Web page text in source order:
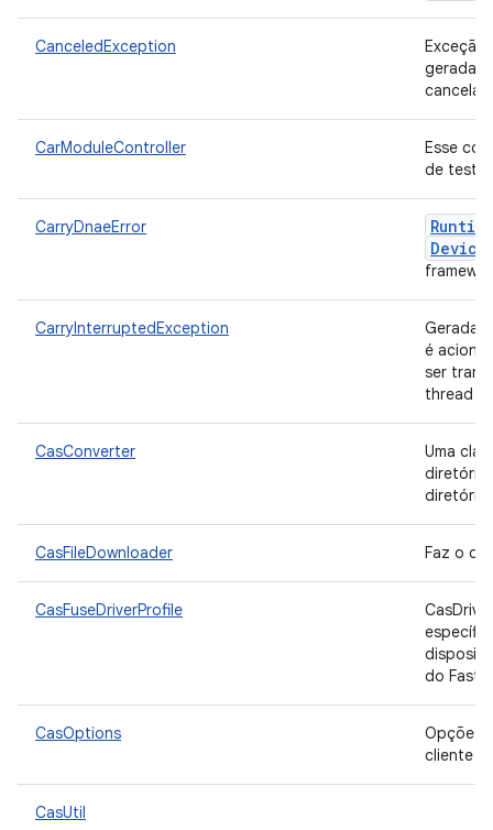
CanceledException
Exceção
geradas
cancela
CarModuleController
Esse
de teste
CarryDnaeError
Device
CarryInterruptedException
Gerada
é
ser
thread
CasConverter
Uma
diretório
diretório
CasFileDownloader Faz o
CasFuseDriverProfile
do
CasOptions
Opções
cliente
CasUtil